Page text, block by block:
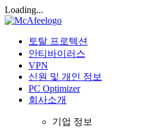
Loading...
토탈 프로텍션
안티바이러스
VPN
신원 및 개인 정보
PC Optimizer
회사소개
기업 정보